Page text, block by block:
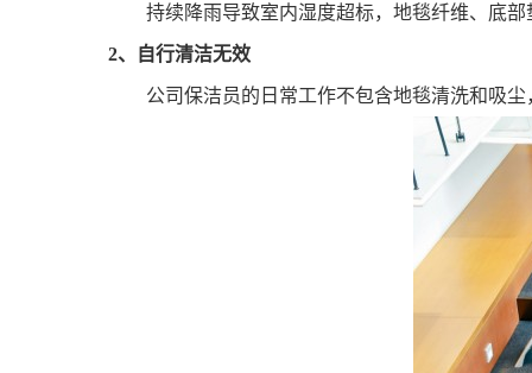
持续降雨导致室内湿度超标，地毯纤维、底
2、自行清洁无效
公司保洁员的日常工作不包含地毯清洗和吸